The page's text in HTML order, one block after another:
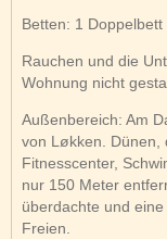
Betten: 1 Doppelbett
Rauchen und die
Wohnung nicht
Außenbereich: Am
von Løkken. Dünen,
Fitnesscenter,
nur 150 Meter
überdachte und
Freien.